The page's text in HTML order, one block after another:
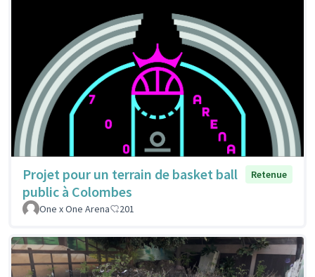
Projet pour un terrain de basket ball
public à Colombes
Retenue
One x One Arena 201